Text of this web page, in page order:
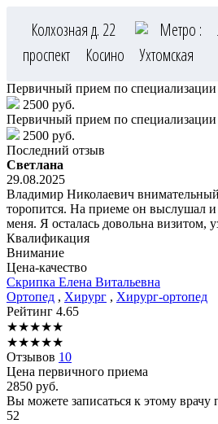
Колхозная д. 22 Метро :
проспект
Косино Ухтомская
Первичный прием по
2500 руб.
Первичный прием по специализации
2500 руб.
Последний отзыв
Светлана
29.08.2025
Владимир Николаевич
торопится. На приеме он выслушал и
меня. Я осталась довольна визитом,
Квалификация
Внимание
Цена-качество
Скрипка Елена Витальевна
Ортопед , Хирург , Хирург-ортопед
Рейтинг 4.65
★★★★★
★★★★★
Отзывов 10
Цена первичного приема
2850 руб.
Вы можете записаться к этому врачу
52